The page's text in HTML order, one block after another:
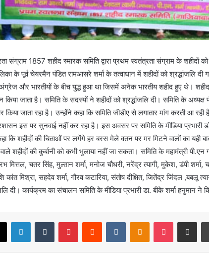
संग्राम 1857 शहीद स्मारक समिति द्वारा प्रथम स्वतंत्रता संग्राम के शहीदों
के पूर्व चेयरमैन पंडित रामआसरे शर्मा के तत्वाधान में शहीदों को श्रद्धांजलि
और भारतीयों के बीच युद्ध हुआ था जिसमें अनेक भारतीय शहीद हुए थे। शहीद
जाता है। समिति के सदस्यों ने शहीदों को श्रद्धांजलि दी। समिति के अध्यक्ष
किया जाता रहा है। उन्होंने कहा कि समिति जीडीए से लगातार मांग करती आ
इस पर सुनवाई नहीं कर रहा है। इस अवसर पर समिति के मीडिया प्रभारी
कि शहीदों की चिताओं पर लगेंगे हर बरस मेले वतन पर मर मिटने वालों का यही
शहीदों की कुर्बानी को कभी भुलाया नहीं जा सकता। समिति के महामंत्री पी.एन
मित्तल, चतर सिंह, मुल्तान शर्मा, मनोज चौधरी, नरेंद्र त्यागी, मुकेश, डंपी शर्मा,
कांत मिश्रा, सहदेव शर्मा, गौरव कटारिया, संतोष दीक्षित, जितेंद्र जिंदल ,बबलू
दी। कार्यक्रम का संचालन समिति के मीडिया प्रभारी डा. बीके शर्मा हनुमान ने
X LinkedInTumblr PinterestReddit VKontakteOdnoklassniki
Pocket Share via